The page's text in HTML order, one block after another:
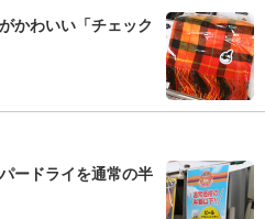
かわいい「チェック
ードライを通常の半